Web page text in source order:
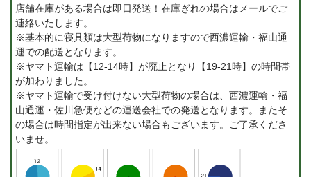
店舗在庫がある場合は即日発送！在庫ぎれの場合はメールでご
連絡いたします。
※基本的に寝具類は大型荷物になりますので西濃運輸・福山通
運での配送となります。
※ヤマト運輸は【12-14時】が廃止となり【19-21時】の時間帯
が加わりました。
※ヤマト運輸で受け付けない大型荷物の場合は、西濃運輸・福
山通運・佐川急便などの運送会社での発送となります。またそ
の場合は時間指定が出来ない場合もございます。ご了承くださ
いませ。